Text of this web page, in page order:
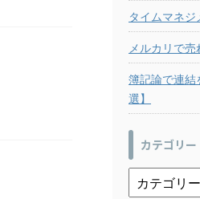
タイムマネジ
メルカリで売
簿記論で連結
選】
カテゴリー